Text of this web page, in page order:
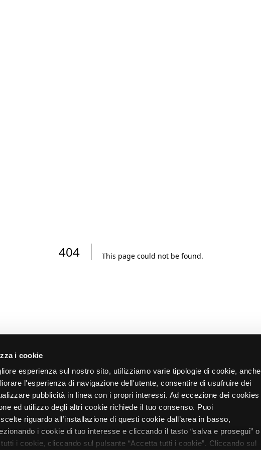
i cookie
esperienza sul nostro sito, utilizziamo varie tipologie di cookie, anche
l'esperienza di navigazione dell'utente, consentire di usufruire dei
pubblicità in linea con i propri interessi. Ad eccezione dei cookies
ed utilizzo degli altri cookie richiede il tuo consenso. Puoi
riguardo all’installazione di questi cookie dall’area in basso,
i cookie di tuo interesse e cliccando il tasto “salva e prosegui” o
i cookie, cliccando sul pulsante “Accetta tutti i cookie”. Cliccando sul
404 This page could not be found.